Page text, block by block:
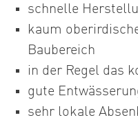
schnelle
kaum
Baubereich
in der Regel das
gute
sehr lokale